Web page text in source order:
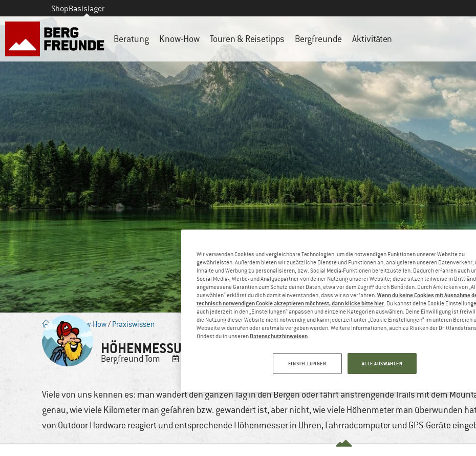
ShopBasislager
Beratung Know-How Touren & Reisetipps Bergfreunde Aktivitäten
Blog/ Know-How/ Praxiswissen
HÖHENMESSUNG MIT GPS ODER BAROMETER
BergfreundTom Bergsteigen & Hochtouren
Trekking,Wintersport
Viele von uns kennen es: man wandert den ganzen Tag in den Bergen oder fährt anstrengende Trails mit dem
genau, wie viele Kilometer man gefahren bzw. gewandert ist, aber nicht, wie viele Höhenmeter man überwunden
von Outdoor-Hardware reagiert und entsprechende Höhenmesser in Uhren, Fahrradcomputer und GPS-Geräte
Wir verwenden Cookies und vergleichbare Technologien, um die notwendigen Funktionen unserer Website zu
gewährleisten. Außerdem bieten wir zusätzliche Dienste und Funktionen an, analysieren unseren Datenverkehr,
Inhalte und Werbung zu personalisieren, bzw. Social Media-Funktionen bereitzustellen. Dadurch erfahren auch
Social Media-, Werbe- und Analysepartner von deiner Nutzung unserer Website; diese sitzen teilweise in
angemessene Garantien zum Schutz deiner Daten, etwa vor dem Zugriff durch Behörden. Durch Anklicken von
auswählen“ erklärst du dich damit einverstanden, dass wir so verfahren. Wenn du keine Cookies mit Ausnahme
technisch notwendigen Cookie akzeptieren möchtest, dann klicke bitte hier. Du kannst deine Cookie
auch jederzeit in den „Einstellungen“ anpassen und einzelne Kategorien auswählen. Deine Einwilligung ist
die Nutzung dieser Website nicht notwendig und kann jederzeit unter „Cookie Einstellungen“ im unteren Bereich
Webseite widerrufen oder erstmals vergeben werden. Weitere Informationen, auch zu Risiken der
findest du in unseren Datenschutzhinweisen.
EINSTELLUNGEN ALLE AUSWÄHLEN